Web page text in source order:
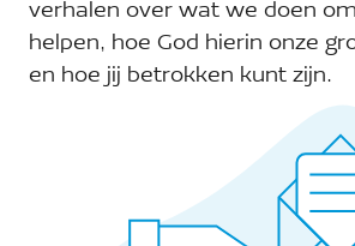
Terug naar winkel
verhalen over wat we doen
helpen, hoe God hierin onze
en hoe jij betrokken kunt zijn.